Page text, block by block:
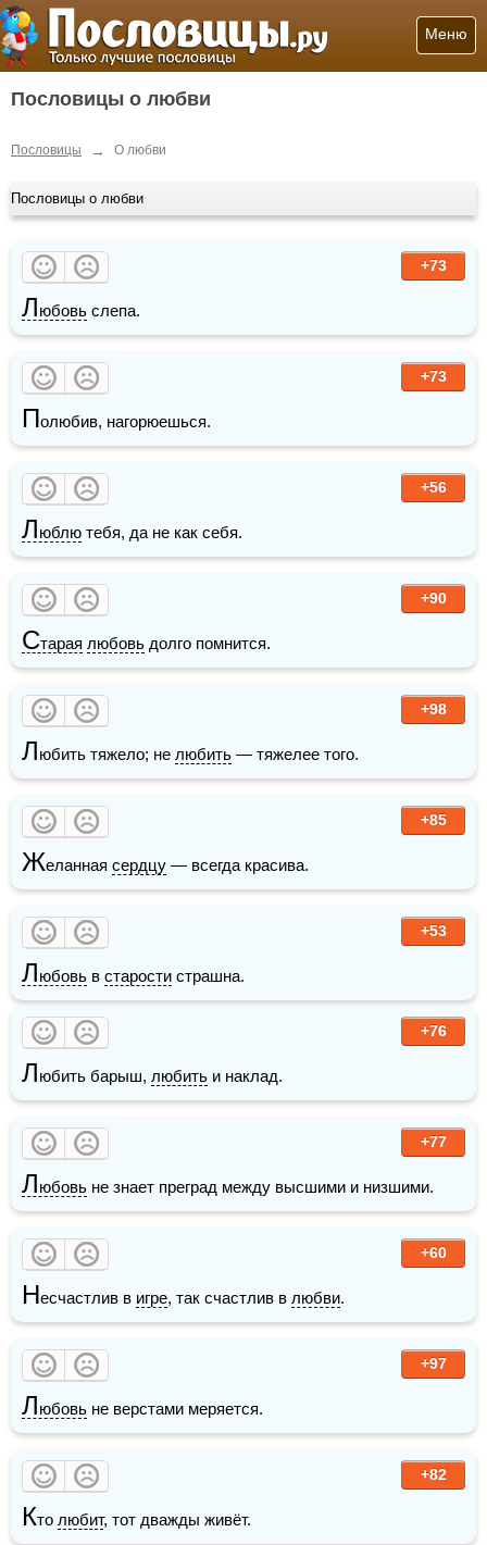
Меню
Пословицы о любви
Пословицы → О любви
Пословицы о любви
+73
Любовь слепа.
+73
Полюбив, нагорюешься.
+56
Люблю тебя, да не как себя.
+90
Старая любовь долго помнится.
+98
Любить тяжело; не любить — тяжелее того.
+85
Желанная сердцу — всегда красива.
+53
Любовь в старости страшна.
+76
Любить барыш, любить и наклад.
+77
Любовь не знает преград между высшими и низшими.
+60
Несчастлив в игре, так счастлив в любви.
+97
Любовь не верстами меряется.
+82
Кто любит, тот дважды живёт.